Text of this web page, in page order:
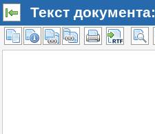
Текст документа: